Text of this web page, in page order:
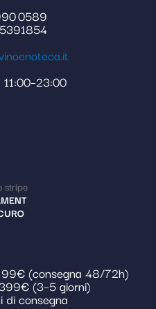
0589
(consegna 48/72h)
(3–5 giorni)
di consegna